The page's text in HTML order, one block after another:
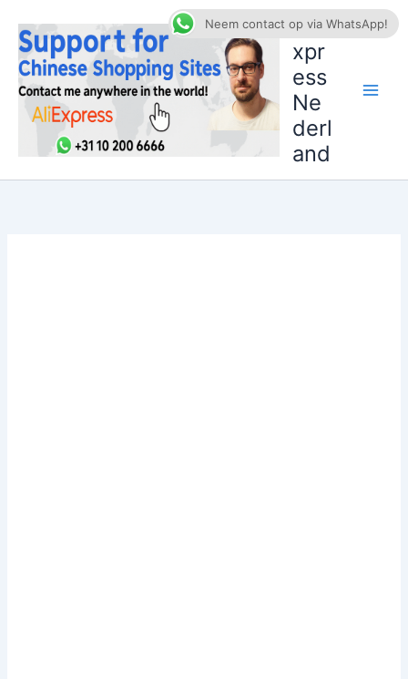
naar
inhoud
AliE
xpr
ess
Ne
derl
and
Neem contact op via WhatsApp!